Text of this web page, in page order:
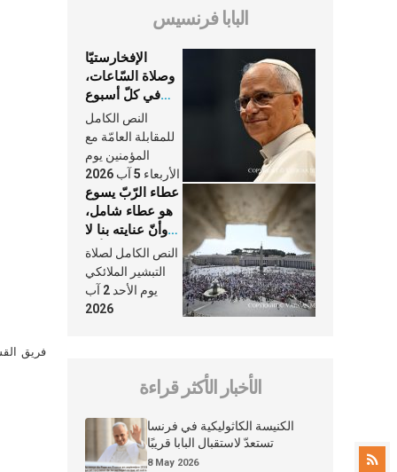
فريق
البابا فرنسيس
الإفخارستيّا
وصلاة السّاعات،
في كلّ أسبوع
وكلّ يوم، هما
النَّفَس في حياة
الكنيسة
النص الكامل
للمقابلة العامّة مع
المؤمنين يوم
الأربعاء 5 آب 2026
عطاء الرّبّ يسوع
هو عطاء شامل،
وأنّ عنايته بنا لا
تغيب عنّا أبدًا
النص الكامل لصلاة
التبشير الملائكي
يوم الأحد 2 آب
2026
الأخبار الأكثر قراءة
الكنيسة الكاثوليكية في فرنسا
تستعدّ لاستقبال البابا قريبًا
8 May 2026